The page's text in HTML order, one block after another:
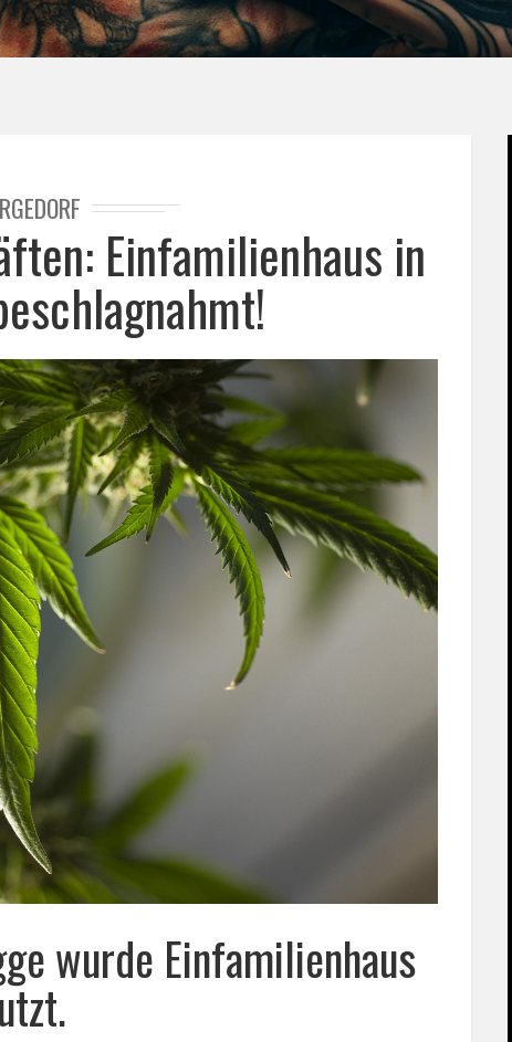
Einfamilienhaus in
wurde Einfamilienhaus